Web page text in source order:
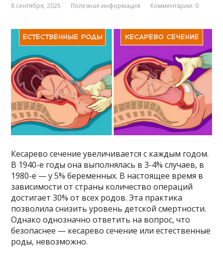
8 сентября, 2025 Полезная информация Комментарии: 0
Кесарево сечение увеличивается с каждым годом.
В 1940-е годы она выполнялась в 3-4% случаев, в
1980-е — у 5% беременных. В настоящее время в
зависимости от страны количество операций
достигает 30% от всех родов. Эта практика
позволила снизить уровень детской смертности.
Однако однозначно ответить на вопрос, что
безопаснее — кесарево сечение или естественные
роды, невозможно.